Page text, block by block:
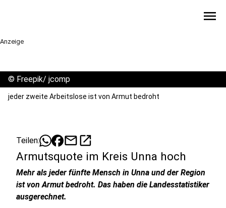
menu
Anzeige
© Freepik/ jcomp
jeder zweite Arbeitslose ist von Armut bedroht
Teilen: mailopen_in_new
Armutsquote im Kreis Unna hoch
Mehr als jeder fünfte Mensch in Unna und der Region
ist von Armut bedroht. Das haben die Landesstatistiker
ausgerechnet.